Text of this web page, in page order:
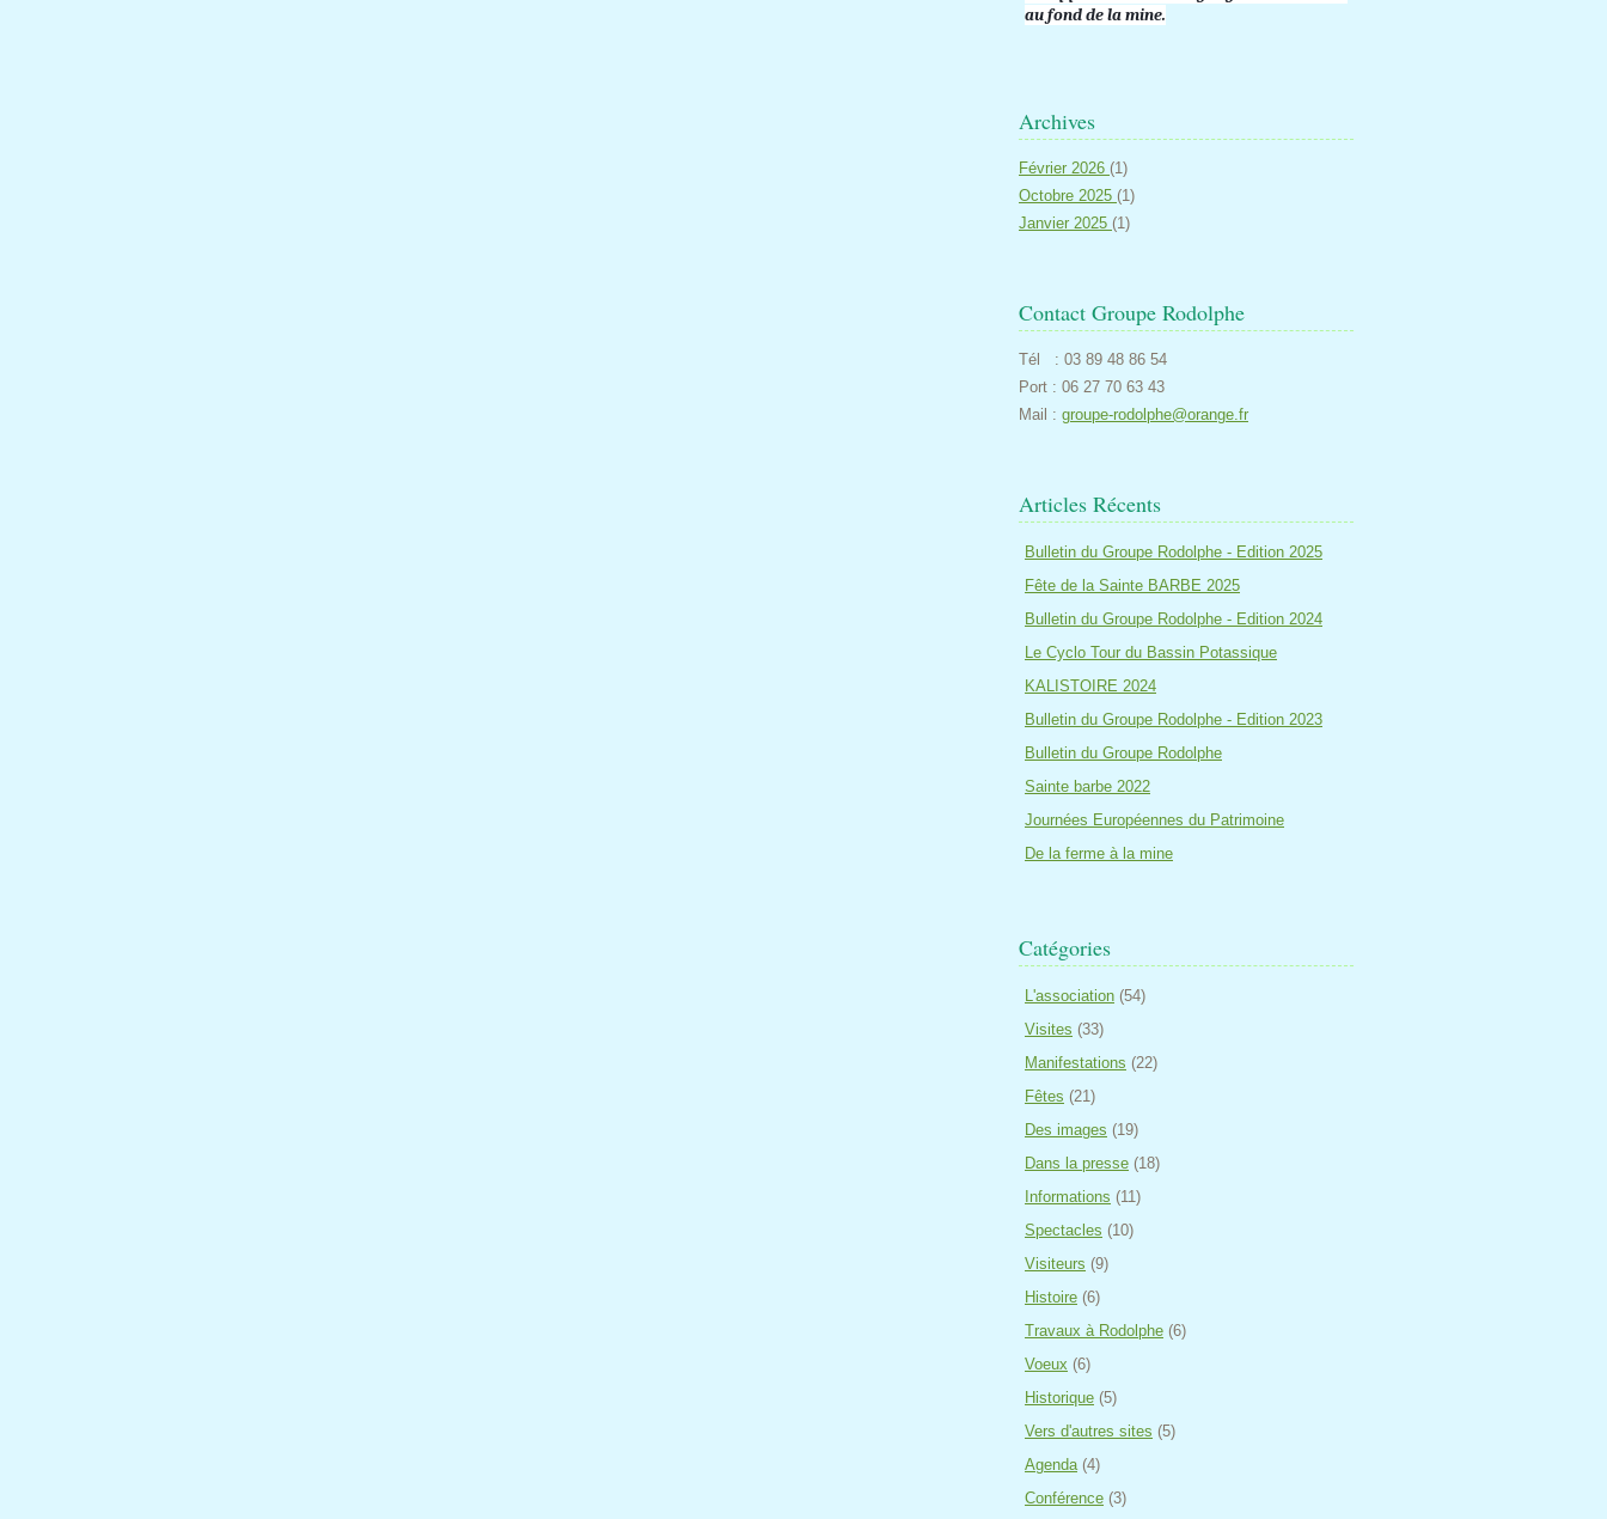
au fond de la mine.
Archives
Février 2026 (1)
Octobre 2025 (1)
Janvier 2025 (1)
Contact Groupe Rodolphe
Tél : 03 89 48 86 54
Port : 06 27 70 63 43
Mail : groupe-rodolphe@orange.fr
Articles Récents
Bulletin du Groupe Rodolphe - Edition 2025
Fête de la Sainte BARBE 2025
Bulletin du Groupe Rodolphe - Edition 2024
Le Cyclo Tour du Bassin Potassique
KALISTOIRE 2024
Bulletin du Groupe Rodolphe - Edition 2023
Bulletin du Groupe Rodolphe
Sainte barbe 2022
Journées Européennes du Patrimoine
De la ferme à la mine
Catégories
L'association (54)
Visites (33)
Manifestations (22)
Fêtes (21)
Des images (19)
Dans la presse (18)
Informations (11)
Spectacles (10)
Visiteurs (9)
Histoire (6)
Travaux à Rodolphe (6)
Voeux (6)
Historique (5)
Vers d'autres sites (5)
Agenda(4)
Conférence (3)